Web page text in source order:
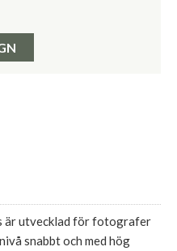
Pris:
är utvecklad för fotografer
snabbt och med hög